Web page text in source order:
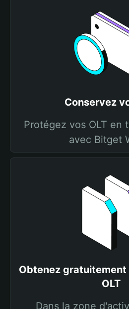
Conservez
Protégez vos OLT en
avec Bitget
Obtenez gratuitement
OLT
Dans la zone